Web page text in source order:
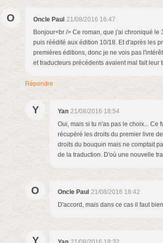
O Oncle Paul 21/08/2016 16:47
Bonjour<br /> Ce roman, que j'ai chroniqué
puis réédité aux édition 10/18. Et d'après les
premières éditions, donc je ne vois pas
et traducteurs précédents avaient mal fait leur
Répondre
Y Yan 21/08/2016 18:54
Oui, mais si tu n'as pas le choix... Ce
récupéré les droits du premier livre
droits du bouquin mais ne comptait
de la traduction. D'où une nouvelle
O Oncle Paul 21/08/2016 18:42
D'accord, mais dans ce cas il faut
Y